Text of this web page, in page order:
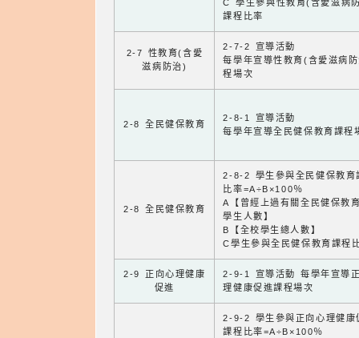
C 學生參與性教育(含愛滋病
課程比率
2-7 性教育(含愛
滋病防治)
2-7-2 宣導活動
每學年宣導性教育(含愛滋病
程場次
2-8 全民健保教育
2-8-1 宣導活動
每學年宣導全民健保教育課程
2-8 全民健保教育
2-8-2 學生參與全民健保教育
比率=A÷B×100％
A【曾經上過有關全民健保教
學生人數】
B【全校學生總人數】
C學生參與全民健保教育課程
2-9 正向心理健康
促進
2-9-1 宣導活動 每學年宣導
理健康促進課程場次
2-9-2 學生參與正向心理健康
課程比率=A÷B×100％